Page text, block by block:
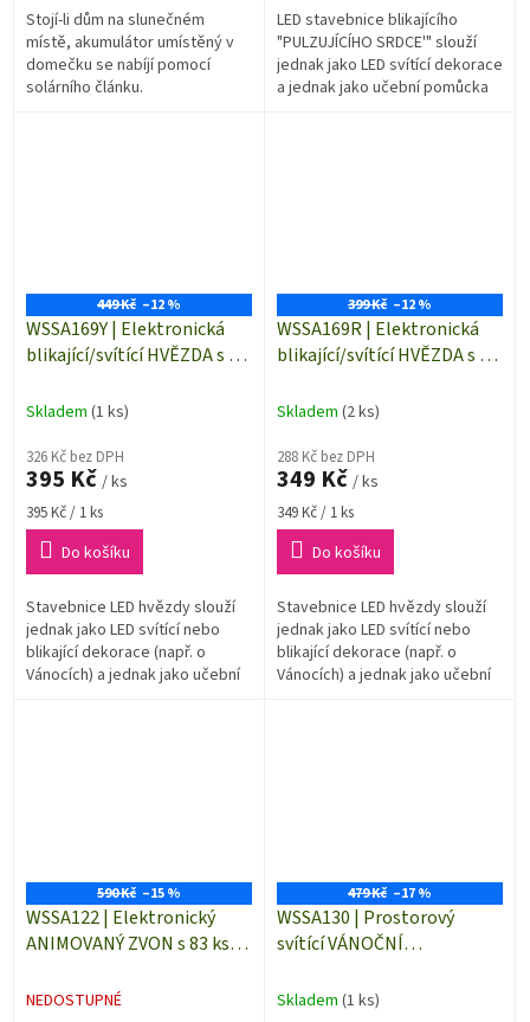
Stojí-li dům na slunečném
místě, akumulátor umístěný v
domečku se nabíjí pomocí
solárního článku.
LED stavebnice blikajícího
"PULZUJÍCÍHO SRDCE'" slouží
jednak jako LED svítící dekorace
a jednak jako učební pomůcka
449 Kč –12 %
WSSA169Y | Elektronická
blikající/svítící HVĚZDA s 35
ŽLUTÁ
Skladem (1 ks)
326 Kč bez DPH
395 Kč / ks
Měrná
cena:
395 Kč / 1 ks
Do košíku
Stavebnice LED hvězdy slouží
jednak jako LED svítící nebo
blikající dekorace (např. o
Vánocích) a jednak jako učební
399 Kč –12 %
WSSA169R | Elektronická
blikající/svítící HVĚZDA s 35
ČERVENÁ
Skladem (2 ks)
288 Kč bez DPH
349 Kč / ks
Měrná
cena:
349 Kč / 1 ks
Do košíku
Stavebnice LED hvězdy slouží
jednak jako LED svítící nebo
blikající dekorace (např. o
Vánocích) a jednak jako učební
590 Kč –15 %
WSSA122 | Elektronický
ANIMOVANÝ ZVON s 83 ks
NEDOSTUPNÉ
479 Kč –17 %
WSSA130 | Prostorový
svítící VÁNOČNÍ
LED stavebnice
Skladem (1 ks)